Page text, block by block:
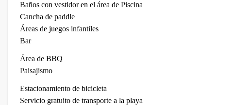
Baños con vestidor en el área de Piscina
Cancha de paddle
Áreas de juegos infantiles
Bar
Área de BBQ
Paisajismo
Estacionamiento de bicicleta
Servicio gratuito de transporte a la playa